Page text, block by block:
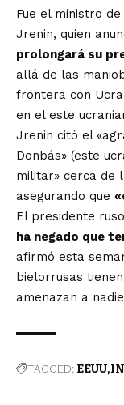
Fue el ministro
Jrenin, quien
prolongará su
allá de las
frontera con
en el este
Jrenin citó el
Donbás» (este
militar» cerca de
asegurando que
El presidente ruso
ha negado que
afirmó esta
bielorrusas
amenazan a
TAGGED: EEUU